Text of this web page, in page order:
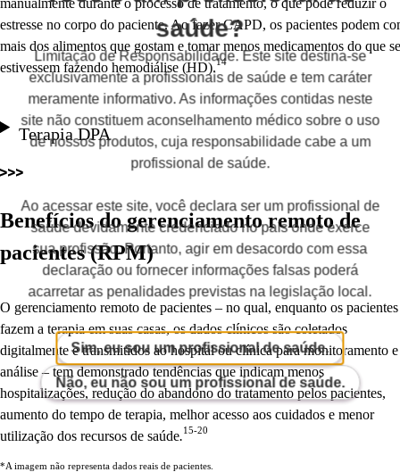
manualmente durante o processo de tratamento, o que pode reduzir o
estresse no corpo do paciente. Ao fazer CAPD, os pacientes podem
mais dos alimentos que gostam e tomar menos medicamentos do que se
estivessem fazendo hemodiálise (HD).14
Terapia DPA
Benefícios do gerenciamento remoto de
pacientes (RPM)
O gerenciamento remoto de pacientes – no qual, enquanto os pacientes
fazem a terapia em suas casas, os dados clínicos são coletados
digitalmente e transmitidos ao hospital ou clínica para monitoramento e
análise – tem demonstrado tendências que indicam menos
hospitalizações, redução do abandono do tratamento pelos pacientes,
aumento do tempo de terapia, melhor acesso aos cuidados e menor
utilização dos recursos de saúde.15-20
*A imagem não representa dados reais de pacientes.
saúde?
Limitação de Responsabilidade. Este site destina-se
exclusivamente a profissionais de saúde e tem caráter
meramente informativo. As informações contidas neste
site não constituem aconselhamento médico sobre o uso
de nossos produtos, cuja responsabilidade cabe a um
profissional de saúde.
Ao acessar este site, você declara ser um profissional de
saúde devidamente credenciado no país onde exerce
sua profissão. Portanto, agir em desacordo com essa
declaração ou fornecer informações falsas poderá
acarretar as penalidades previstas na legislação local.
Sim, eu sou um profissional de saúde.
Não, eu não sou um profissional de saúde.